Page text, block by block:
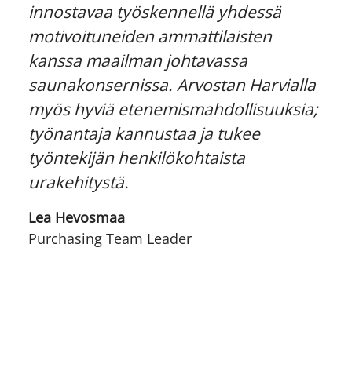
innostavaa työskennellä yhdessä
motivoituneiden ammattilaisten
kanssa maailman johtavassa
saunakonsernissa. Arvostan Harvialla
myös hyviä etenemismahdollisuuksia;
työnantaja kannustaa ja tukee
työntekijän henkilökohtaista
urakehitystä.
Lea Hevosmaa
Purchasing Team Leader